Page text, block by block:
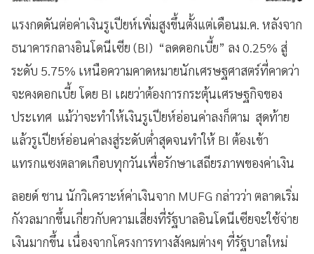
แรงกดดันต่อค่าเงินรูเปียห์เพิ่มสูงขึ้นตั้งแต่เดือนม.ค. หลังจาก
ธนาคารกลางอินโดนีเซีย (BI) “ลดดอกเบี้ย” ลง 0.25% สู่
ระดับ 5.75% เหนือความคาดหมายนักเศรษฐศาสตร์ที่คาดว่า
จะคงดอกเบี้ย โดย BI เผยว่าต้องการกระตุ้นเศรษฐกิจของ
ประเทศ แม้ว่าจะทำให้เงินรูเปียห์อ่อนค่าลงก็ตาม สุดท้าย
แล้วรูเปียห์อ่อนค่าลงสู่ระดับต่ำสุดจนทำให้ BI ต้องเข้า
แทรกแซงตลาดเกือบทุกวันเพื่อรักษาเสถียรภาพของค่าเงิน
ลอยด์ ชาน นักวิเคราะห์ค่าเงินจาก MUFG กล่าวว่า ตลาดเริ่ม
กังวลมากขึ้นเกี่ยวกับความเสี่ยงที่รัฐบาลอินโดนีเซียจะใช้จ่าย
เงินมากขึ้น เนื่องจากโครงการทางสังคมต่างๆ ที่รัฐบาลใหม่